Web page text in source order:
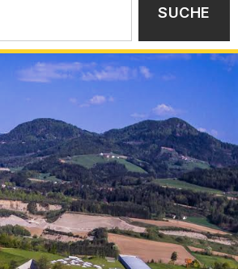
SUCHE